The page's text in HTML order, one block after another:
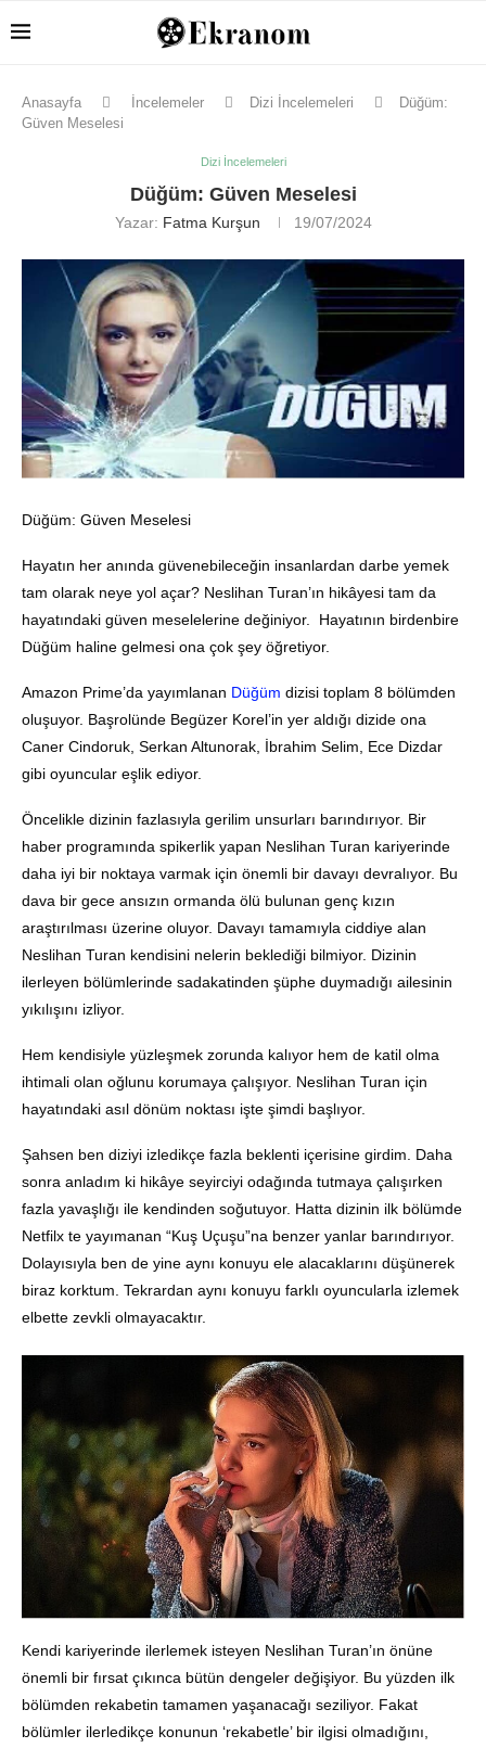
Anasayfa İncelemeler Dizi İncelemeleri
Düğüm:
Güven Meselesi
Dizi İncelemeleri
Düğüm: Güven Meselesi
Yazar: Fatma Kurşun 19/07/2024
Düğüm: Güven Meselesi
Hayatın her anında güvenebileceğin insanlardan darbe yemek
tam olarak neye yol açar? Neslihan Turan’ın hikâyesi tam da
hayatındaki güven meselelerine değiniyor. Hayatının birdenbire
Düğüm haline gelmesi ona çok şey öğretiyor.
Amazon Prime’da yayımlanan Düğüm dizisi toplam 8 bölümden
oluşuyor. Başrolünde Begüzer Korel’in yer aldığı dizide ona
Caner Cindoruk, Serkan Altunorak, İbrahim Selim, Ece Dizdar
gibi oyuncular eşlik ediyor.
Öncelikle dizinin fazlasıyla gerilim unsurları barındırıyor. Bir
haber programında spikerlik yapan Neslihan Turan kariyerinde
daha iyi bir noktaya varmak için önemli bir davayı devralıyor. Bu
dava bir gece ansızın ormanda ölü bulunan genç kızın
araştırılması üzerine oluyor. Davayı tamamıyla ciddiye alan
Neslihan Turan kendisini nelerin beklediği bilmiyor. Dizinin
ilerleyen bölümlerinde sadakatinden şüphe duymadığı ailesinin
yıkılışını izliyor.
Hem kendisiyle yüzleşmek zorunda kalıyor hem de katil olma
ihtimali olan oğlunu korumaya çalışıyor. Neslihan Turan için
hayatındaki asıl dönüm noktası işte şimdi başlıyor.
Şahsen ben diziyi izledikçe fazla beklenti içerisine girdim. Daha
sonra anladım ki hikâye seyirciyi odağında tutmaya çalışırken
fazla yavaşlığı ile kendinden soğutuyor. Hatta dizinin ilk bölümde
Netfilx te yayımanan “Kuş Uçuşu”na benzer yanlar barındırıyor.
Dolayısıyla ben de yine aynı konuyu ele alacaklarını düşünerek
biraz korktum. Tekrardan aynı konuyu farklı oyuncularla izlemek
elbette zevkli olmayacaktır.
Kendi kariyerinde ilerlemek isteyen Neslihan Turan’ın önüne
önemli bir fırsat çıkınca bütün dengeler değişiyor. Bu yüzden ilk
bölümden rekabetin tamamen yaşanacağı seziliyor. Fakat
bölümler ilerledikçe konunun ‘rekabetle’ bir ilgisi olmadığını,